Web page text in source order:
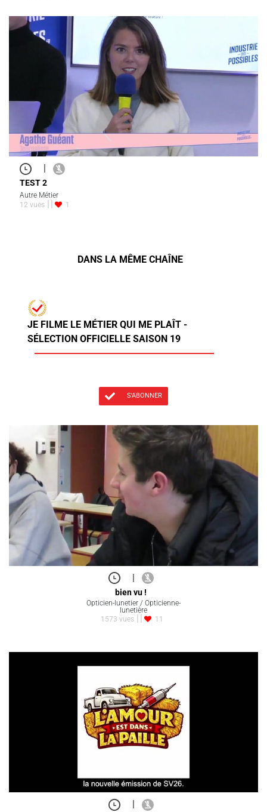
|
TEST 2
Autre Métier
12 vues
1
DANS LA MÊME CHAÎNE
JE FILME LE MÉTIER QUI ME PLAÎT -
SÉLECTION OFFICIELLE SAISON 19
S'ABONNER
|
bien vu !
Opticien-lunetier / Opticienne-
lunetière
1573 vues
11
|